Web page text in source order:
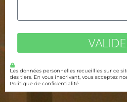
Les données personnelles recueillies sur ce
des tiers. En vous inscrivant, vous acceptez
Politique de confidentialité.